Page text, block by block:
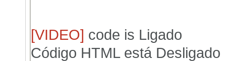
[VIDEO] code is Ligado
Código HTML está Desligado